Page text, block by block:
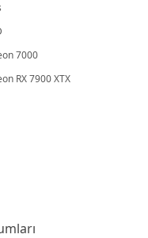
7000
RX 7900 XTX